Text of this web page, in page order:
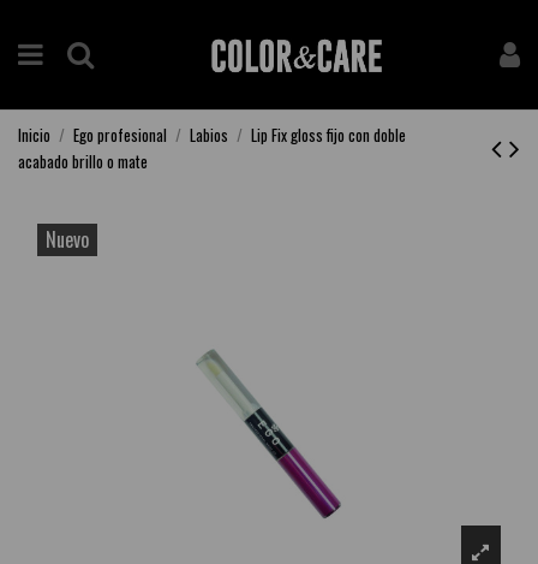
Inicio Ego profesional Labios
Lip Fix gloss fijo con doble
acabado brillo o mate
Nuevo